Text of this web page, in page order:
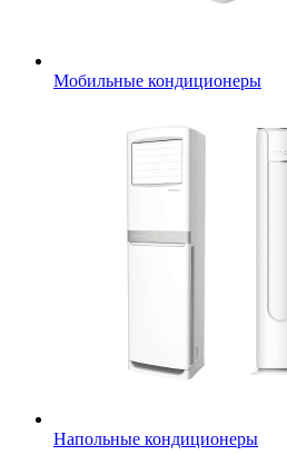
Мобильные кондиционеры
Напольные кондиционеры